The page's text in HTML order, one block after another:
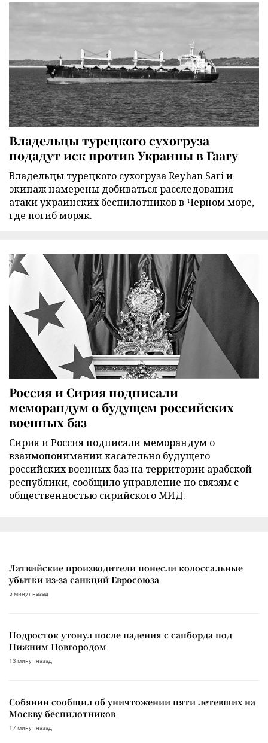
Владельцы турецкого сухогруза
подадут иск против Украины в Гаагу
Владельцы турецкого сухогруза Reyhan Sari и
экипаж намерены добиваться расследования
атаки украинских беспилотников в Черном море,
где погиб моряк.
Россия и Сирия подписали
меморандум о будущем российских
военных баз
Сирия и Россия подписали меморандум о
взаимопонимании касательно будущего
российских военных баз на территории арабской
республики, сообщило управление по связям с
общественностью сирийского МИД.
Латвийские производители понесли колоссальные
убытки из-за санкций Евросоюза
5 минут назад
Подросток утонул после падения с сапборда под
Нижним Новгородом
13 минут назад
Собянин сообщил об уничтожении пяти летевших на
Москву беспилотников
17 минут назад